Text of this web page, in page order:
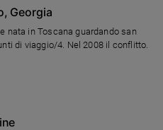
Georgia
nata in Toscana guardando san
di viaggio/4. Nel 2008 il conflitto.